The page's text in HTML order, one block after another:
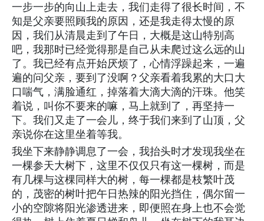
一步一步的向山上走去，我们走得了很长时间，不
知是父亲要照顾我的原因，还是我走得太慢的原
因，我们从清晨走到了午日，大概是这山特别高
吧，我那时已经觉得那是自己从未爬过这么远的山
了。我已经有点开始厌烦了，心情浮躁起来，一遍
遍的问父亲，要到了没啊？父亲看着我累的大口大
口喘气，满脸通红，掉落着大滴大滴的汗珠。他笑
着说，叫你不要来的嘛，马上就到了，再坚持一
下。我们又走了一会儿，终于我们来到了山顶，父
亲说你在这里坐着等我。
我坐下来静静调息了一会，我抬头时才发现我坐在
一棵参天大树下，这里不仅仅只有这一棵树，而是
有几棵与这棵同样大的树，每一棵都是枝繁叶茂
的，茂密的树叶把午日热辣的阳光挡住，偶尔留一
小的空隙将阳光渗透进来，即便照在身上也不会觉